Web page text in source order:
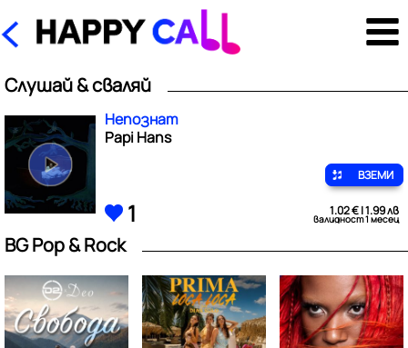
Слушай & сваляй
Непознат
Papi Hans
ВЗЕМИ
1 1.02 € | 1.99 лв
валидност 1 месец
BG Pop & Rock